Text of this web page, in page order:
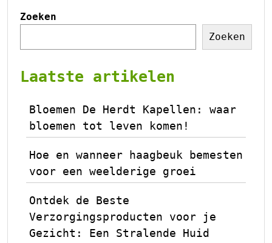
Zoeken
Zoeken
Laatste artikelen
Bloemen De Herdt Kapellen: waar
bloemen tot leven komen!
Hoe en wanneer haagbeuk bemesten
voor een weelderige groei
Ontdek de Beste
Verzorgingsproducten voor je
Gezicht: Een Stralende Huid